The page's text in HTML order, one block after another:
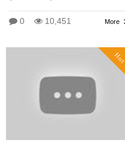
0 10,451 More
Hot